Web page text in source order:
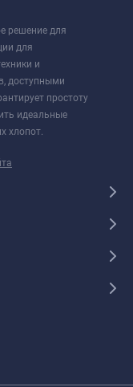
решение для
для
и
доступными
простоту
идеальные
хлопот.